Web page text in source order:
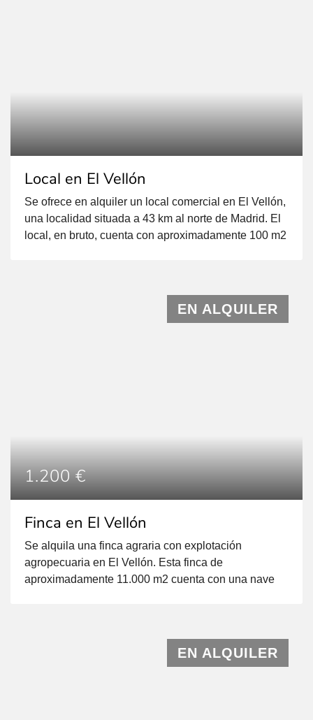
Local en El Vellón
Se ofrece en alquiler un local comercial en El Vellón,
una localidad situada a 43 km al norte de Madrid. El
local, en bruto, cuenta con aproximadamente 100 m2
EN ALQUILER
1.200 €
Finca en El Vellón
Se alquila una finca agraria con explotación
agropecuaria en El Vellón. Esta finca de
aproximadamente 11.000 m2 cuenta con una nave
La nave cuenta con todos los permisos en regla y
EN ALQUILER